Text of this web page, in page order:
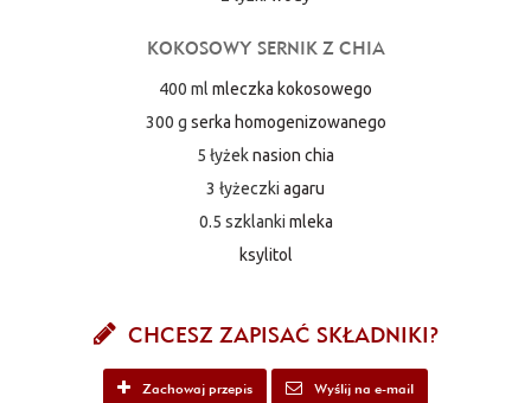
KOKOSOWY SERNIK Z CHIA
400 ml mleczka kokosowego
300 g serka homogenizowanego
5 łyżeknasion chia
3 łyżeczki agaru
0.5 szklanki mleka
ksylitol
CHCESZ ZAPISAĆ SKŁADNIKI?
Zachowaj przepis Wyślij na e-mail